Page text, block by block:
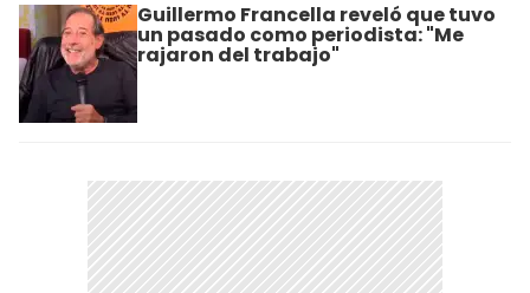
Guillermo Francella reveló que tuvo
un pasado como periodista: "Me
rajaron del trabajo"